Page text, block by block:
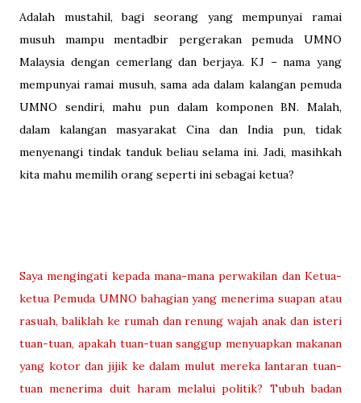
Adalah mustahil, bagi seorang yang mempunyai ramai
musuh mampu mentadbir pergerakan pemuda UMNO
Malaysia dengan cemerlang dan berjaya. KJ – nama yang
mempunyai ramai musuh, sama ada dalam kalangan pemuda
UMNO sendiri, mahu pun dalam komponen BN. Malah,
dalam kalangan masyarakat Cina dan India pun, tidak
menyenangi tindak tanduk beliau selama ini. Jadi, masihkah
kita mahu memilih orang seperti ini sebagai ketua?
Saya mengingati kepada mana-mana perwakilan dan Ketua-
ketua Pemuda UMNO bahagian yang menerima suapan atau
rasuah, baliklah ke rumah dan renung wajah anak dan isteri
tuan-tuan, apakah tuan-tuan sanggup menyuapkan makanan
yang kotor dan jijik ke dalam mulut mereka lantaran tuan-
tuan menerima duit haram melalui politik? Tubuh badan